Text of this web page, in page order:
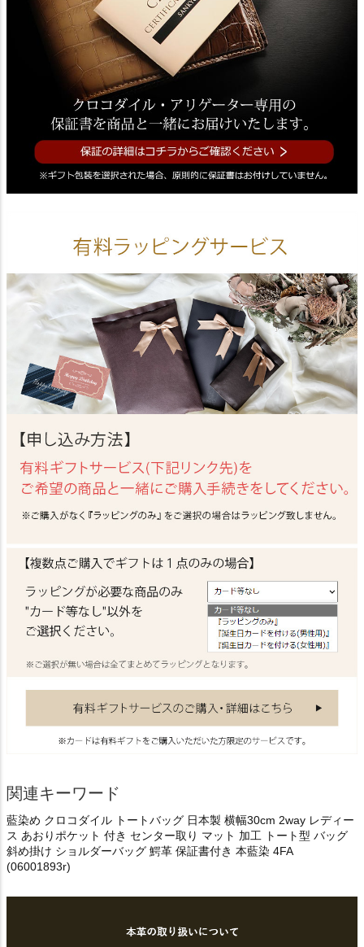
関連キーワード
藍染め クロコダイル トートバッグ 日本製 横幅30cm 2way レディー
ス あおりポケット 付き センター取り マット 加工 トート型 バッグ
斜め掛け ショルダーバッグ 鰐革 保証書付き 本藍染 4FA
(06001893r)